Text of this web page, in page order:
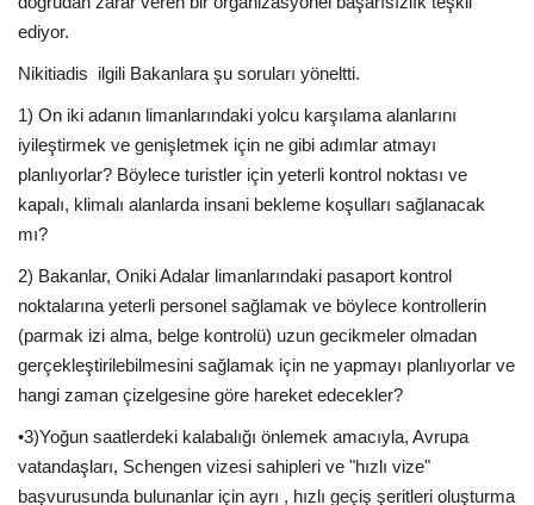
ediyor.
Nikitiadis ilgili Bakanlara şu soruları yöneltti.
1) On iki adanın limanlarındaki yolcu karşılama alanlarını
iyileştirmek ve genişletmek için ne gibi adımlar atmayı
planlıyorlar? Böylece turistler için yeterli kontrol noktası ve
kapalı, klimalı alanlarda insani bekleme koşulları sağlanacak
mı?
2) Bakanlar, Oniki Adalar limanlarındaki pasaport kontrol
noktalarına yeterli personel sağlamak ve böylece kontrollerin
(parmak izi alma, belge kontrolü) uzun gecikmeler olmadan
gerçekleştirilebilmesini sağlamak için ne yapmayı planlıyorlar ve
hangi zaman çizelgesine göre hareket edecekler?
•3)Yoğun saatlerdeki kalabalığı önlemek amacıyla, Avrupa
vatandaşları, Schengen vizesi sahipleri ve "hızlı vize"
başvurusunda bulunanlar için ayrı , hızlı geçiş şeritleri oluşturma